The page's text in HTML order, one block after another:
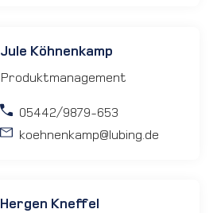
Jule Köhnenkamp
Produktmanagement
05442/9879-653
koehnenkamp@lubing.de
Hergen Kneffel